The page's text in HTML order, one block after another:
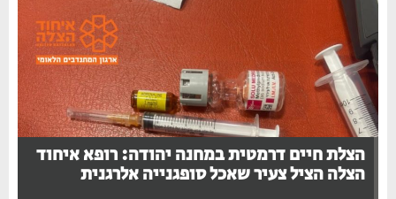
הצלת חיים דרמטית במחנה יהודה: רופא איחוד
הצלה הציל צעיר שאכל סופגנייה אלרגנית